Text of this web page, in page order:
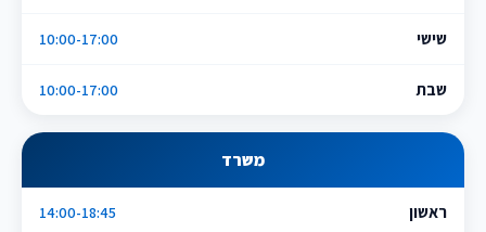
שישי 10:00-17:00
שבת 10:00-17:00
משרד
ראשון 14:00-18:45